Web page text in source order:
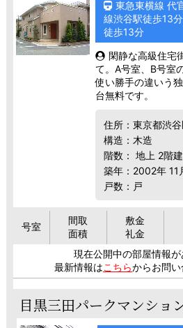
東急東横線 代
線渋谷駅徒歩13
徒歩13分
閑静な高級住宅
て。A号室、B号室
使い勝手の違いう
台無料です。
住所：東京都渋
構造：木造
階数： 地上 2階
築年：2002年 11
戸数：戸
号室
間取
面積
敷金
礼金
現在公開中の部屋情報が
最新情報はこちらからお問い
目黒三田パークマンショ